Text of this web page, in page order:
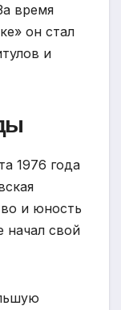
время
он стал
и
1976 года
и юность
начал свой